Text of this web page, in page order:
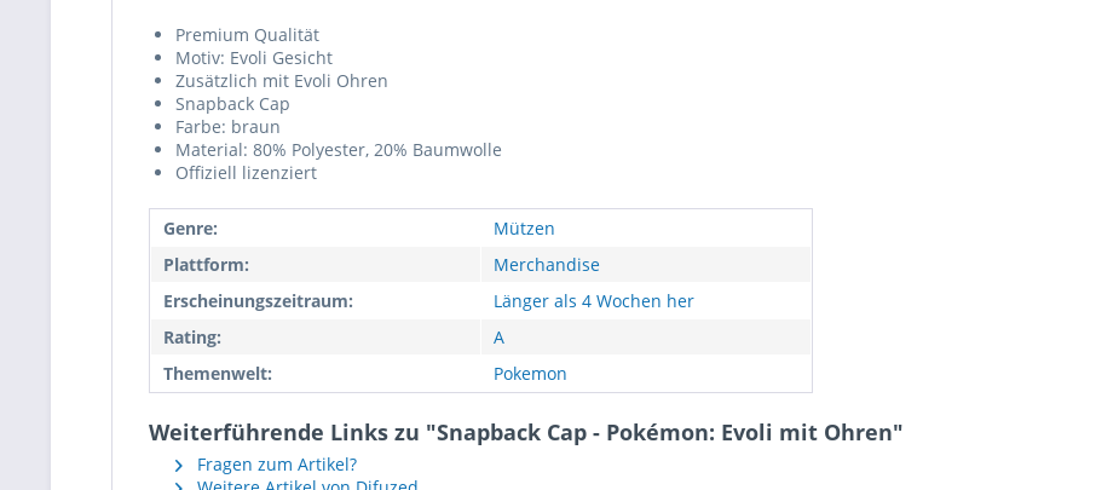
Premium Qualität
Motiv: Evoli Gesicht
Zusätzlich mit Evoli Ohren
Snapback Cap
Farbe: braun
Material: 80% Polyester, 20% Baumwolle
Offiziell lizenziert
Genre:
Mützen
Plattform:
Merchandise
Erscheinungszeitraum:
Länger als 4 Wochen her
Rating:
A
Themenwelt:
Pokemon
Weiterführende Links zu "Snapback Cap - Pokémon: Evoli mit Ohren"
Fragen zum Artikel?